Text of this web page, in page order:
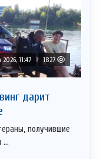
2026, 11:47 1827
дарит
получившие
...